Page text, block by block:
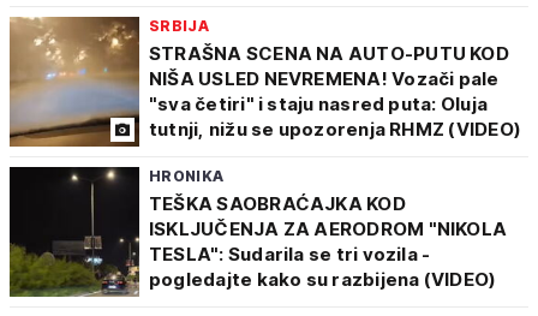
SRBIJA
STRAŠNA SCENA NA AUTO-PUTU KOD
NIŠA USLED NEVREMENA! Vozači pale
"sva četiri" i staju nasred puta: Oluja
tutnji, nižu se upozorenja RHMZ (VIDEO)
HRONIKA
TEŠKA SAOBRAĆAJKA KOD
ISKLJUČENJA ZA AERODROM "NIKOLA
TESLA": Sudarila se tri vozila -
pogledajte kako su razbijena (VIDEO)